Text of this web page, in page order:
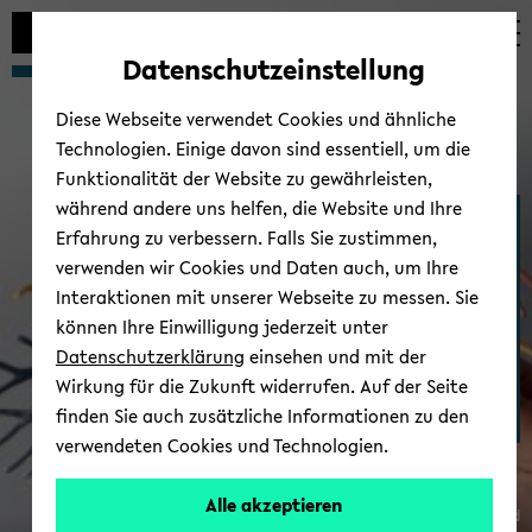
Automatische
vermeiden
zum
wechseln
zum
wechseln
zum
wechseln
Medizinische Fakul­tät
OWL
© Uni­ver­si­tät Bie­le­feld
Datenschutzeinstellung
Diese Webseite verwendet Cookies und ähnliche
Technologien. Einige davon sind essentiell, um die
Funktionalität der Website zu gewährleisten,
während andere uns helfen, die Website und Ihre
Erfahrung zu verbessern. Falls Sie zustimmen,
verwenden wir Cookies und Daten auch, um Ihre
Interaktionen mit unserer Webseite zu messen. Sie
können Ihre Einwilligung jederzeit unter
Datenschutzerklärung einsehen und mit der
Wirkung für die Zukunft widerrufen. Auf der Seite
finden Sie auch zusätzliche Informationen zu den
verwendeten Cookies und Technologien.
Alle akzeptieren